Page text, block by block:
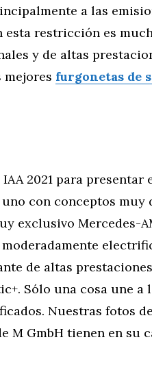
a las
esta restricción es
y de altas
mejores furgonetas de
2021 para presentar
con conceptos muy
exclusivo Mercedes-
de altas
Sólo una cosa une a
Nuestras fotos
M GmbH tienen en su